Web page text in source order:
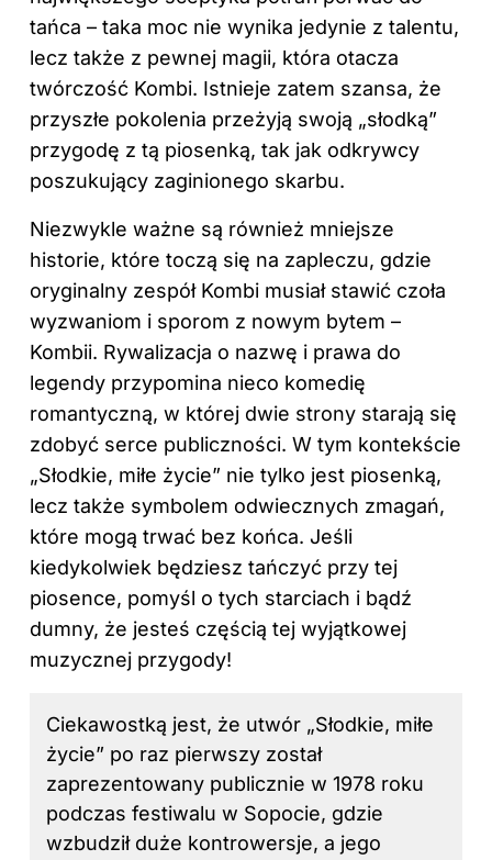
tańca – taka moc nie wynika jedynie z talentu,
lecz także z pewnej magii, która otacza
twórczość Kombi. Istnieje zatem szansa, że
przyszłe pokolenia przeżyją swoją „słodką”
przygodę z tą piosenką, tak jak odkrywcy
poszukujący zaginionego skarbu.
Niezwykle ważne są również mniejsze
historie, które toczą się na zapleczu, gdzie
oryginalny zespół Kombi musiał stawić czoła
wyzwaniom i sporom z nowym bytem –
Kombii. Rywalizacja o nazwę i prawa do
legendy przypomina nieco komedię
romantyczną, w której dwie strony starają się
zdobyć serce publiczności. W tym kontekście
„Słodkie, miłe życie” nie tylko jest piosenką,
lecz także symbolem odwiecznych zmagań,
które mogą trwać bez końca. Jeśli
kiedykolwiek będziesz tańczyć przy tej
piosence, pomyśl o tych starciach i bądź
dumny, że jesteś częścią tej wyjątkowej
muzycznej przygody!
Ciekawostką jest, że utwór „Słodkie, miłe
życie” po raz pierwszy został
zaprezentowany publicznie w 1978 roku
podczas festiwalu w Sopocie, gdzie
wzbudził duże kontrowersje, a jego